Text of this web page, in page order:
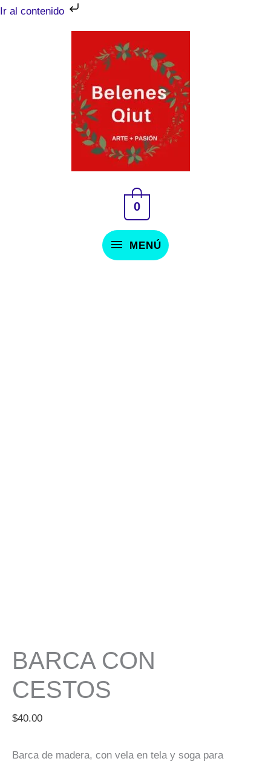
Ir al contenido
Ir
MENÚ
MENÚ
0
BARCA CON
CESTOS
$40.00
Barca de madera, con vela en tela y soga para